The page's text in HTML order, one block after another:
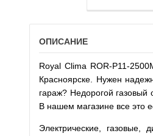
ОПИСАНИЕ
Royal Clima ROR-P11-
Красноярске. Нужен
гараж? Недорогой газовый
В нашем магазине все это
Электрические,